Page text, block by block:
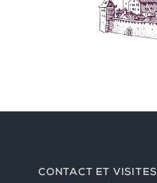
CONTACT ET VISITES